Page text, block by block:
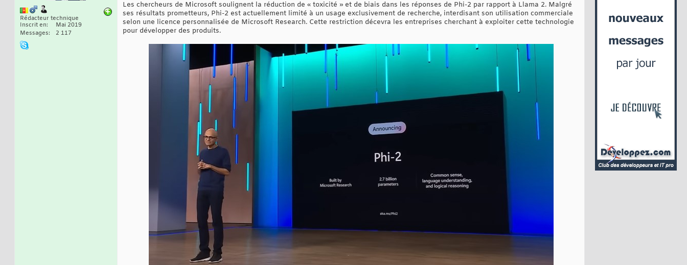
Rédacteur technique
Inscrit en
Mai 2019
Messages
2 117
Les chercheurs de Microsoft soulignent la réduction de « toxicité » et de biais dans les réponses de Phi-2 par rapport à Llama 2. Malgré
ses résultats prometteurs, Phi-2 est actuellement limité à un usage exclusivement de recherche, interdisant son utilisation commerciale
selon une licence personnalisée de Microsoft Research. Cette restriction décevra les entreprises cherchant à exploiter cette technologie
pour développer des produits.